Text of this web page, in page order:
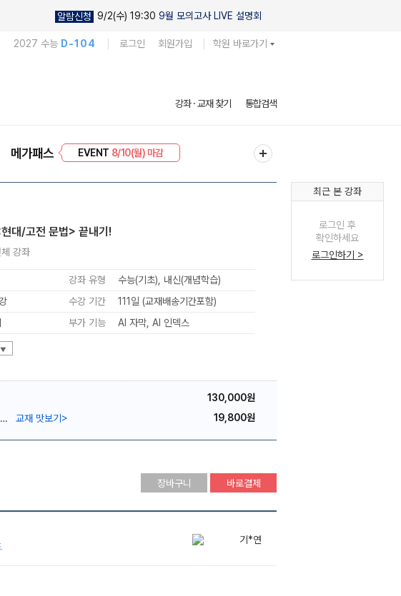
알람신청 9/2(수) 19:30 9월 모의고사 LIVE 설명회
2027 수능 D-104 로그인 회원가입 학원 바로가기
강좌 · 교재 찾기 통합검색
메가패스
EVENT 8/10(월) 마감
대/고전 문법> 끝내기!
강좌
강좌 유형
수능(기초), 내신(개념학습)
수강 기간
111일 (교재배송기간포함)
부가 기능 AI 자막 AI 인덱스
▼
130,000원
[온라인서점] 교통국어(교과서 통합 국어): 문법 개념완성-22개정 (2026년) 교재 맛보기 > 19,800원
장바구니 바로결제
기*연
최근 본 강좌
로그인 후
확인하세요
로그인하기 >